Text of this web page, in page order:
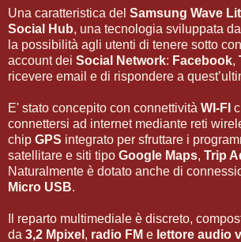
Una caratteristica del Samsung Wave
Social Hub, una tecnologia sviluppata
la possibilità agli utenti di tenere sotto
account dei Social Network: Facebook,
ricevere email e di rispondere a
E' stato concepito con connettività WI-FI
connettersi ad internet mediante reti
chip GPS integrato per sfruttare i
satellitare e siti tipo Google Maps, Trip
Naturalmente è dotato anche di
Micro USB.
Il reparto multimediale è discreto,
da 3,2 Mpixel , radio FM e lettore audio